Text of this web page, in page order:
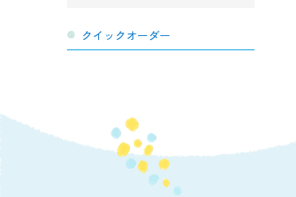
クイックオーダー